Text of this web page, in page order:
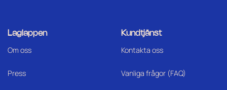
Laglappen
Om oss
Press
Kundtjänst
Kontakta oss
Vanliga frågor (FAQ)